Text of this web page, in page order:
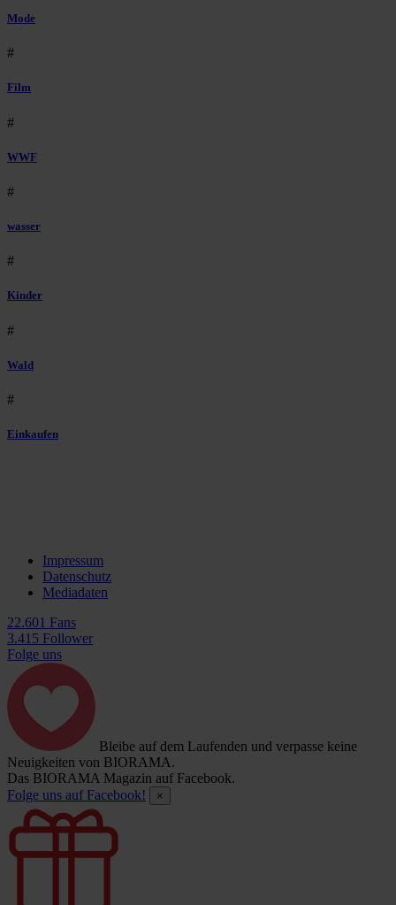
Mode
#
Film
#
WWF
#
wasser
#
Kinder
#
Wald
#
Einkaufen
Impressum
Datenschutz
Mediadaten
22.601 Fans
3.415 Follower
Folge uns
Bleibe auf dem Laufenden und verpasse keine
Neuigkeiten von BIORAMA.
Das BIORAMA Magazin auf Facebook.
Folge uns auf Facebook!
×